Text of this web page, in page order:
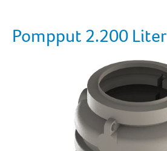
Pompput 2.200 Liter